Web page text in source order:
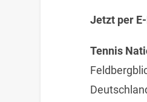
Jetzt per
Tennis